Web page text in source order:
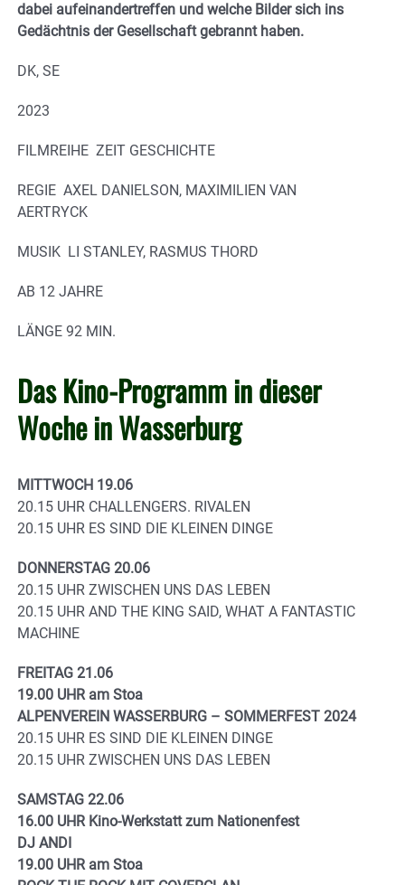
dabei aufeinandertreffen und welche Bilder sich ins
Gedächtnis der Gesellschaft gebrannt haben.
DK, SE
2023
FILMREIHE ZEIT GESCHICHTE
REGIE AXEL DANIELSON, MAXIMILIEN VAN
AERTRYCK
MUSIK LI STANLEY, RASMUS THORD
AB 12 JAHRE
LÄNGE 92 MIN.
Das Kino-Programm in dieser
Woche in Wasserburg
MITTWOCH 19.06
20.15 UHR CHALLENGERS. RIVALEN
20.15 UHR ES SIND DIE KLEINEN DINGE
DONNERSTAG 20.06
20.15 UHR ZWISCHEN UNS DAS LEBEN
20.15 UHR AND THE KING SAID, WHAT A FANTASTIC
MACHINE
FREITAG 21.06
19.00 UHR am Stoa
ALPENVEREIN WASSERBURG – SOMMERFEST 2024
20.15 UHR ES SIND DIE KLEINEN DINGE
20.15 UHR ZWISCHEN UNS DAS LEBEN
SAMSTAG 22.06
16.00 UHR Kino-Werkstatt zum Nationenfest
DJ ANDI
19.00 UHR am Stoa